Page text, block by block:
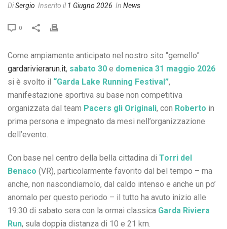
DiSergio Inserito il1 Giugno 2026 In News
0
Come ampiamente anticipato nel nostro sito “gemello”
gardarivierarun.it, sabato 30 e domenica 31 maggio 2026
si è svolto il “Garda Lake Running Festival”,
manifestazione sportiva su base non competitiva
organizzata dal team Pacers gli Originali, con Roberto in
prima persona e impegnato da mesi nell’organizzazione
dell’evento.
Con base nel centro della bella cittadina di Torri del
Benaco (VR), particolarmente favorito dal bel tempo – ma
anche, non nascondiamolo, dal caldo intenso e anche un po’
anomalo per questo periodo – il tutto ha avuto inizio alle
19:30 di sabato sera con la ormai classica Garda Riviera
Run, sula doppia distanza di 10 e 21 km.